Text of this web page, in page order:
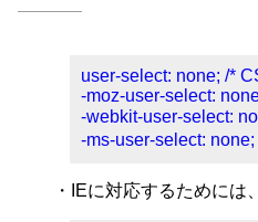
user-select: none; /*
-moz-user-select:
-webkit-user-select:
-ms-user-select:
・IEに対応するために